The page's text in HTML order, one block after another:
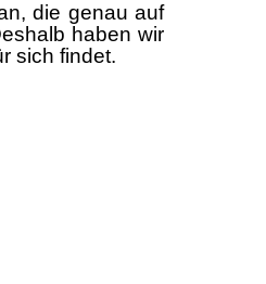
die genau auf
haben wir
sich findet.